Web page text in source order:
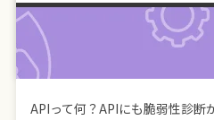
APIって何？APIにも脆弱性診断